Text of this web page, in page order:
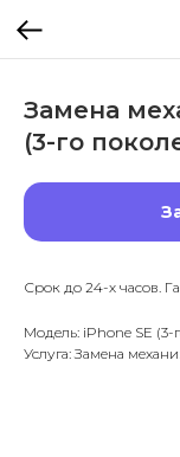
Замена
(3-го
Срок до 24-х часов.
Модель: iPhone SE (3-
Услуга: Замена